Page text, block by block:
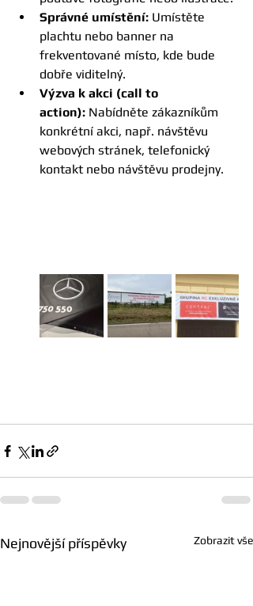
Správné umístění: Umístěte
plachtu nebo banner na
frekventované místo, kde bude
dobře viditelný.
Výzva k akci (call to
action): Nabídněte zákazníkům
konkrétní akci, např. návštěvu
webových stránek, telefonický
kontakt nebo návštěvu prodejny.
Nejnovější příspěvky Zobrazit vše